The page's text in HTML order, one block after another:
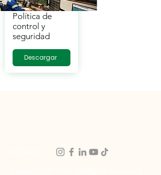
Política de
control y
seguridad
Descargar